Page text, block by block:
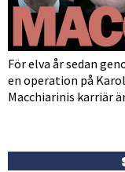
För elva år sedan
en operation på
Macchiarinis karriär